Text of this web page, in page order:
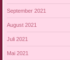
September 2021
August 2021
Juli 2021
Mai 2021